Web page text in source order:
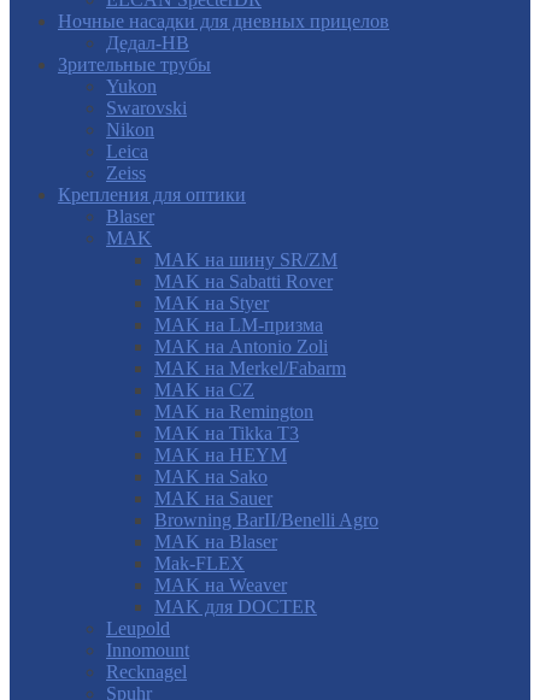
Ночные насадки для дневных прицелов
Дедал-НВ
Зрительные трубы
Yukon
Swarovski
Nikon
Leica
Zeiss
Крепления для оптики
Blaser
MAK
MAK на шину SR/ZM
MAK на Sabatti Rover
MAK на Styer
MAK на LM-призма
MAK на Antonio Zoli
MAK на Merkel/Fabarm
MAK на CZ
MAK на Remington
MAK на Tikka T3
MAK на HEYM
MAK на Sako
MAK на Sauer
Browning BarII/Benelli Agro
MAK на Blaser
Mak-FLEX
MAK на Weaver
MAK для DOCTER
Leupold
Innomount
Recknagel
Spuhr